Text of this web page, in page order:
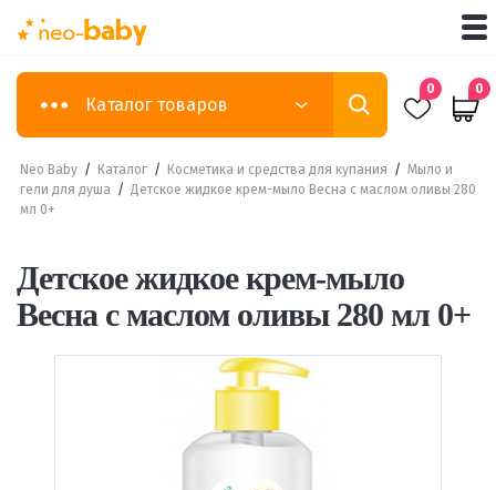
Каталог товаров
0 0
Neo Baby / Каталог / Косметика и средства для купания / Мыло и
гели для душа / Детское жидкое крем-мыло Весна с маслом оливы 280
мл 0+
Детское жидкое крем-мыло
Весна с маслом оливы 280 мл 0+